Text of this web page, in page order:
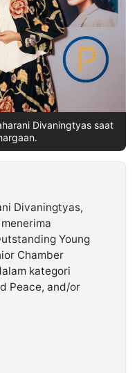
Divaningtyas saat
Divaningtyas,
Young
Chamber
kategori
Peace, and/or